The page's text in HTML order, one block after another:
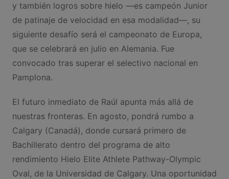
y también logros sobre hielo —es campeón Junior
de patinaje de velocidad en esa modalidad—, su
siguiente desafío será el campeonato de Europa,
que se celebrará en julio en Alemania. Fue
convocado tras superar el selectivo nacional en
Pamplona.
El futuro inmediato de Raúl apunta más allá de
nuestras fronteras. En agosto, pondrá rumbo a
Calgary (Canadá), donde cursará primero de
Bachillerato dentro del programa de alto
rendimiento Hielo Elite Athlete Pathway-Olympic
Oval, de la Universidad de Calgary. Una oportunidad